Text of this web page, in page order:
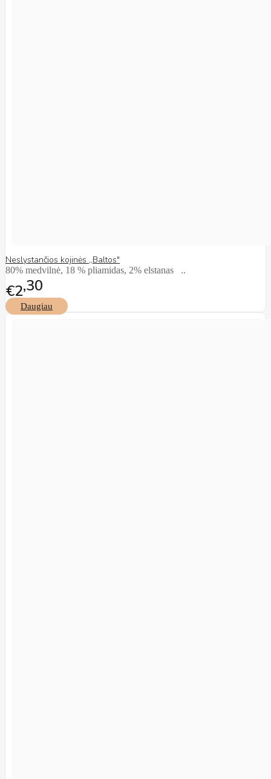
Neslystančios kojinės ,,Baltos"
80% medvilnė, 18 % pliamidas, 2% elstanas ..
€230
Daugiau